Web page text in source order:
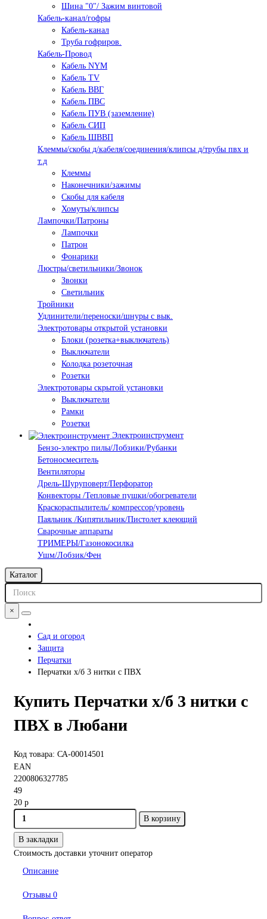
Шина "0"/ Зажим винтовой
Кабель-канал/гофры
Кабель-канал
Труба гофриров.
Кабель-Провод
Кабель NYM
Кабель TV
Кабель ВВГ
Кабель ПВС
Кабель ПУВ (заземление)
Кабель СИП
Кабель ШВВП
Клеммы/скобы д/кабеля/соединения/клипсы д/трубы пвх и
т.д
Клеммы
Наконечники/зажимы
Скобы для кабеля
Хомуты/клипсы
Лампочки/Патроны
Лампочки
Патрон
Фонарики
Люстры/светильники/Звонок
Звонки
Светильник
Тройники
Удлинители/переноски/шнуры с вык.
Электротовары открытой установки
Блоки (розетка+выключатель)
Выключатели
Колодка розеточная
Розетки
Электротовары скрытой установки
Выключатели
Рамки
Розетки
Электроинструмент
Бензо-электро пилы/Лобзики/Рубанки
Бетоносмеситель
Вентиляторы
Дрель-Шуруповерт/Перфоратор
Конвекторы /Тепловые пушки/обогреватели
Краскораспылитель/ компрессор/уровень
Паяльник /Кипятильник/Пистолет клеющий
Сварочные аппараты
ТРИМЕРЫ/Газонокосилка
Ушм/Лобзик/Фен
Каталог
×
Сад и огород
Защита
Перчатки
Перчатки х/б 3 нитки с ПВХ
Купить Перчатки х/б 3 нитки с
ПВХ в Любани
Код товара: СА-00014501
EAN
2200806327785
49
20 р
В корзину
В закладки
Стоимость доставки уточнит оператор
Описание
Отзывы 0